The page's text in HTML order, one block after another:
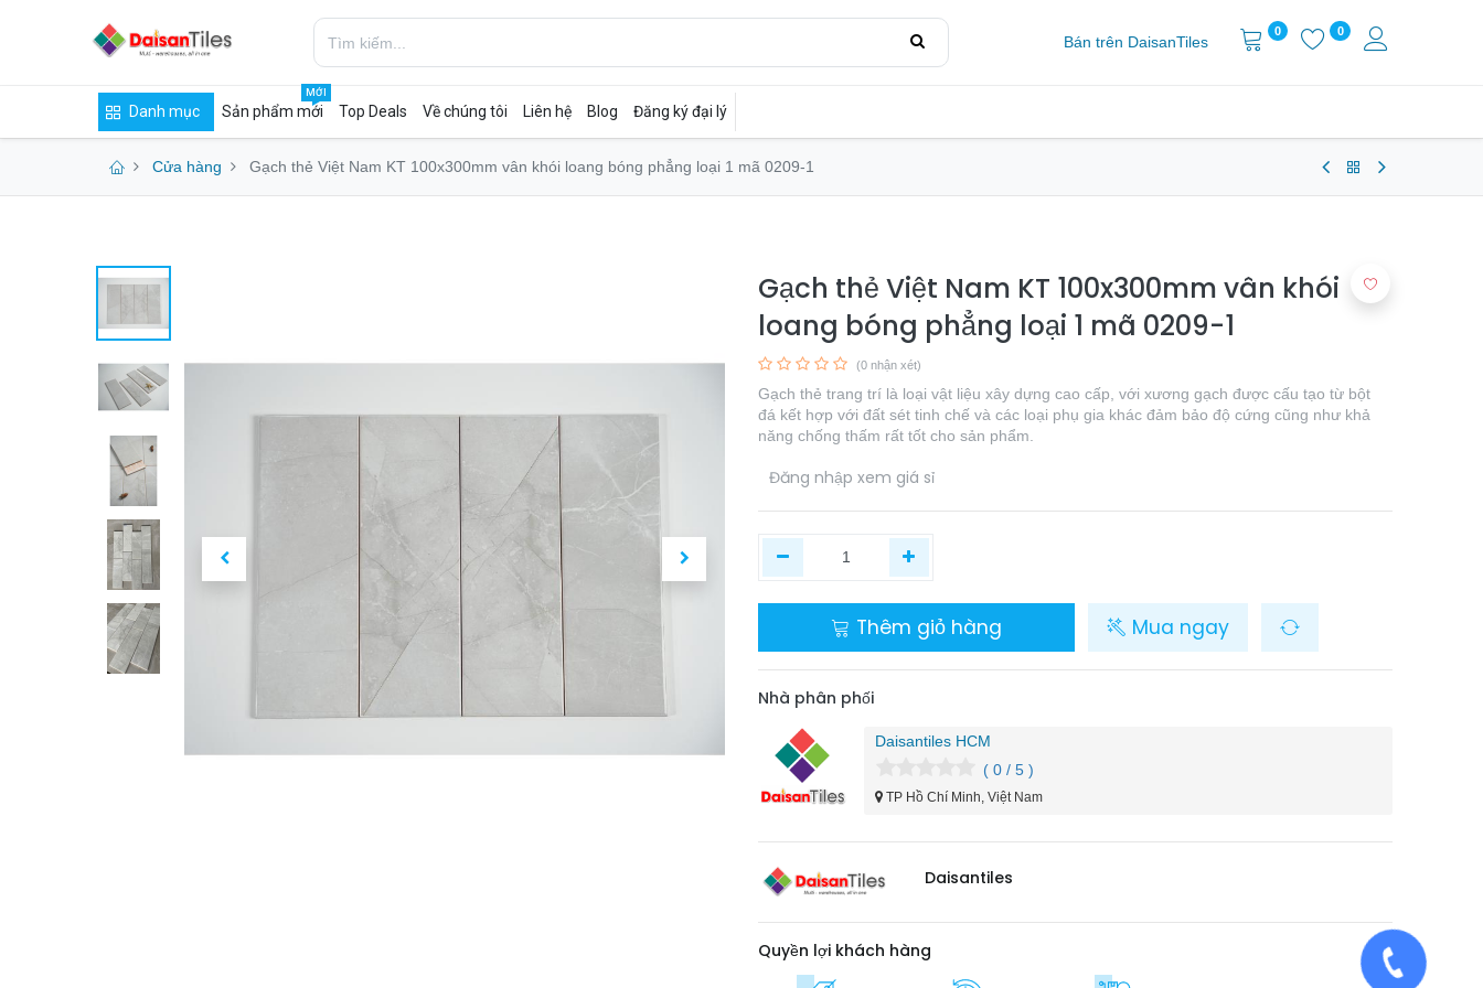
Bán trên DaisanTiles
0 0
Danh mục Sản phẩm mới
MỚI
Top Deals Về chúng tôi Liên hệ Blog Đăng ký đại lý
Cửa hàng Gạch thẻ Việt Nam KT 100x300mm vân khói loang bóng phẳng loại 1 mã 0209-1
Gạch thẻ Việt Nam KT 100x300mm vân khói
loang bóng phẳng loại 1 mã 0209-1
(0 nhận xét)
Gạch thẻ trang trí là loại vật liệu xây dựng cao cấp, với xương gạch được cấu tạo từ bột
đá kết hợp với đất sét tinh chế và các loại phụ gia khác đảm bảo độ cứng cũng như khả
năng chống thấm rất tốt cho sản phẩm.
Đăng nhập xem giá sỉ
Thêm giỏ hàng Mua ngay
Nhà phân phối
Daisantiles HCM
( 0 / 5 )
TP Hồ Chí Minh, Việt Nam
​Daisantiles
Quyền lợi khách hàng